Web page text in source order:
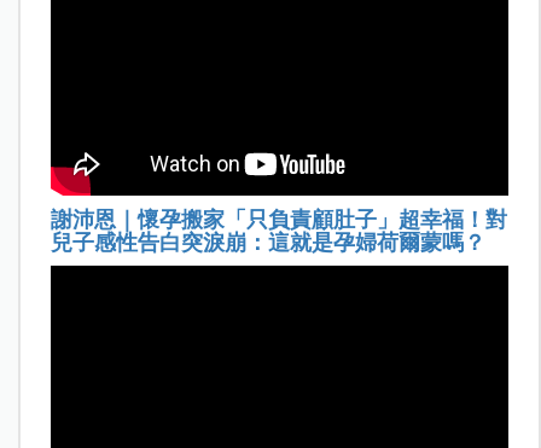
謝沛恩｜懷孕搬家「只負責顧肚子」超幸福！對
兒子感性告白突淚崩：這就是孕婦荷爾蒙嗎？